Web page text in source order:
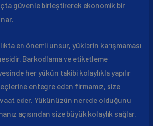
güvenle birleştirerek ekonomik bir
en önemli unsur, yüklerin karışmaması
Barkodlama ve etiketleme
her yükün takibi kolaylıkla yapılır.
entegre eden firmamız, size
eder. Yükünüzün nerede olduğunu
açısından size büyük kolaylık sağlar.